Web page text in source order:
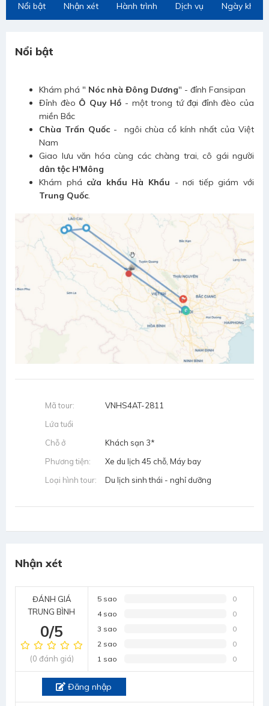
Nổi bật Nhận xét Hành trình Dịch vụ Ngày khởi
Nổi bật
Khám phá " Nóc nhà Đông Dương" - đỉnh Fansipan
Đỉnh đèo Ô Quy Hồ - một trong tứ đại đỉnh đèo của
miền Bắc
Chùa Trấn Quốc- ngôi chùa cổ kính nhất của Việt
Nam
Giao lưu văn hóa cùng các chàng trai, cô gái người
dân tộc H'Mông
Khám phá cửa khẩu Hà Khẩu - nơi tiếp giám với
Trung Quốc.
Mã tour:
VNHS4AT-2811
Lứa tuổi
Chỗ ở
Khách sạn 3*
Phương tiện:
Xe du lịch 45 chỗ, Máy bay
Loại hình tour:
Du lịch sinh thái - nghỉ dưỡng
Nhận xét
ĐÁNH GIÁ
TRUNG BÌNH
0/5
(0 đánh giá)
5 sao
0
4 sao
0
3 sao
0
2 sao
0
1 sao
0
Đăng nhập